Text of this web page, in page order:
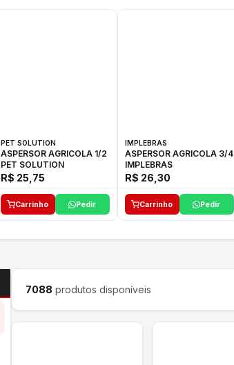
PET SOLUTION
ASPERSOR AGRICOLA 1/2
PET SOLUTION
R$ 25,75
Carrinho Pedir
IMPLEBRAS
ASPERSOR AGRICOLA 3/4
IMPLEBRAS
R$ 26,30
Carrinho Pedir
7088 produtos disponíveis